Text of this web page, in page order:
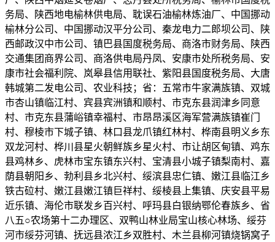
务局、陕西地电榆林供电局、耽误石油榆林炼油厂、中国挪动
榆林分公司、中国挪动汉平分公司、秦龙电力二郎坝公司、陕
西邮政汉中市公司、镇巴县国度税务局、商洛市财务局、陕西
交通集团商界公司、商洛供电局丹凤、安康市处所税务局、安
康市社会福利院、岚皋县信用联社、紫阳县国度税务局、大唐
韩城第二发电公司、农业科技；省：五常市牛家满族镇、双城
市杏山镇临江村、宾县宾洲镇和顺村、市克东县润津乡同意
村、市克东县蒲峪镇幸福村、市昂昂溪区海军营满族镇崔门
村、穆棱市下城子镇、林口县龙爪镇红林村、桦南县明义乡东
双龙河村、桦川县星火朝鲜族乡星火村、市让胡区甸镇、鸡东
县鸡林乡、虎林市宝东镇东兴村、宝清县小城子镇梨南村、嘉
荫县朝阳乡、勃利县乡北兴村、绥滨县忠仁镇、嫩江县临江乡
铁古砬村、嫩江县嫩江镇巨祥村、绥棱县上集镇、庆安县平易
近乐镇、海伦市联发乡百兴村、呼玛县白银纳鄂伦春族乡、省
八五○农场第十二办理区、双鸭山林业局宝山核心林场、绥芬
河市绥芬河镇、抚远县浓江乡双胜村、木兰县柳河镇烧锅窝子